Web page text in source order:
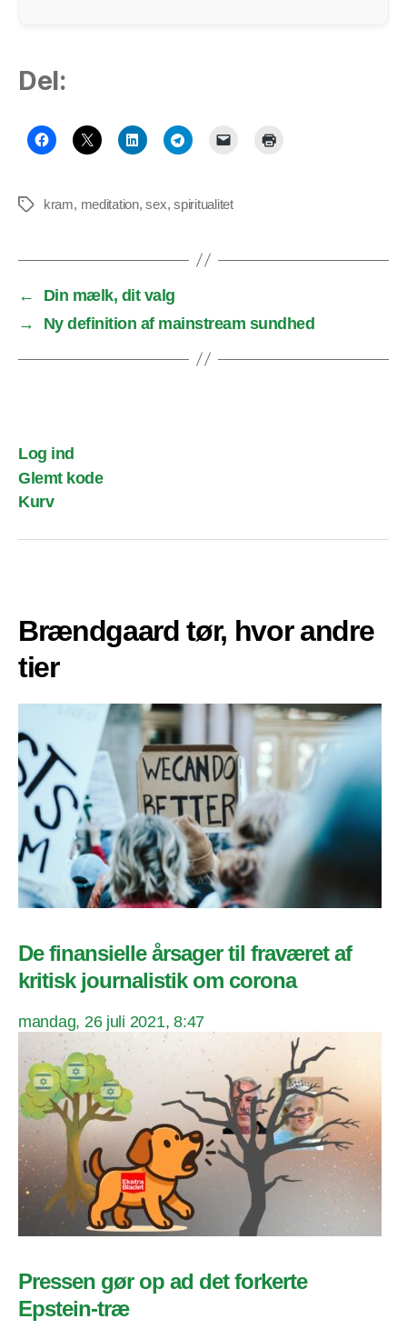
Del:
Tags kram, meditation,sex,spiritualitet
←
Din mælk, dit valg
→
Ny definition af mainstream sundhed
Log ind
Glemt kode
Kurv
Brændgaard tør, hvor andre
tier
De finansielle årsager til fraværet af
kritisk journalistik om corona
mandag, 26 juli 2021, 8:47
Pressen gør op ad det forkerte
Epstein-træ